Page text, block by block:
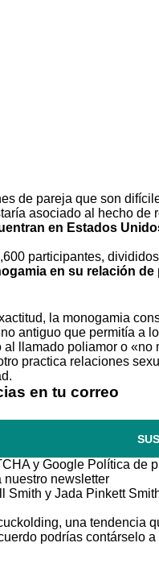
de pareja que son
asociado al hecho de
en Estados
participantes,
en su relación de
la monogamia
antiguo que permitía a
llamado poliamor o
practica relaciones
en tu correo
y Google Política de
nuestro newsletter
Smith y Jada Pinkett
, una tendencia
podrías contárselo a